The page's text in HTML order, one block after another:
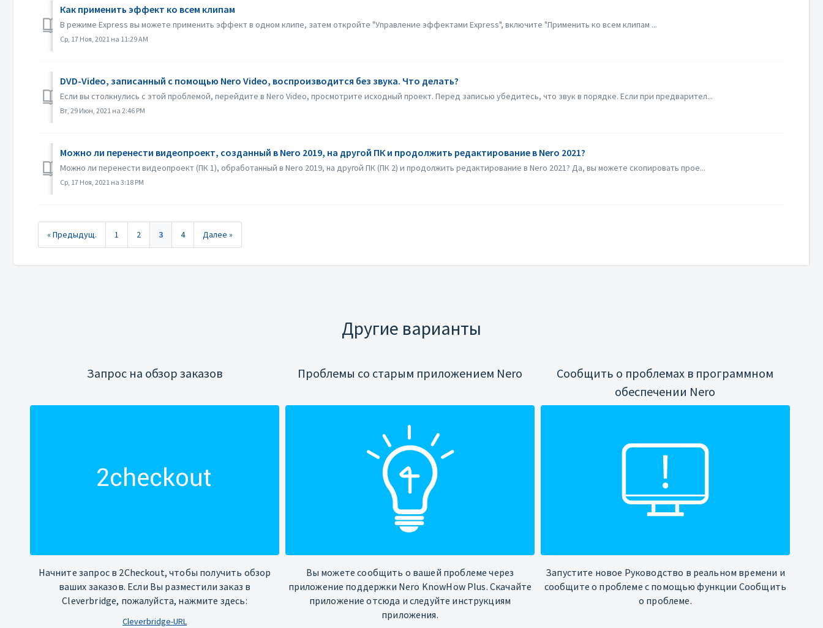
Как применить эффект ко всем клипам
В режиме Express вы можете применить эффект в одном клипе, затем откройте "Управление эффектами Express", включите "Применить ко всем клипам ...
Ср, 17 Ноя, 2021 на 11:29 AM
DVD-Video, записанный с помощью Nero Video, воспроизводится без звука. Что делать?
Если вы столкнулись с этой проблемой, перейдите в Nero Video, просмотрите исходный проект. Перед записью убедитесь, что звук в порядке. Если при предварител...
Вт, 29 Июн, 2021 на 2:46 PM
Можно ли перенести видеопроект, созданный в Nero 2019, на другой ПК и продолжить редактирование в Nero 2021?
Можно ли перенести видеопроект (ПК 1), обработанный в Nero 2019, на другой ПК (ПК 2) и продолжить редактирование в Nero 2021? Да, вы можете скопировать прое...
Ср, 17 Ноя, 2021 на 3:18 PM
« Предыдущ. 1 2 3 4 Далее »
Другие варианты
Запрос на обзор заказов
Начните запрос в 2Checkout, чтобы получить обзор
ваших заказов. Если Вы разместили заказ в
Cleverbridge, пожалуйста, нажмите здесь:
Cleverbridge-URL
Проблемы со старым приложением Nero
Вы можете сообщить о вашей проблеме через
приложение поддержки Nero KnowHow Plus. Скачайте
приложение отсюда и следуйте инструкциям
приложения.
Сообщить о проблемах в программном
обеспечении Nero
Запустите новое Руководство в реальном времени и
сообщите о проблеме с помощью функции Сообщить
о проблеме.